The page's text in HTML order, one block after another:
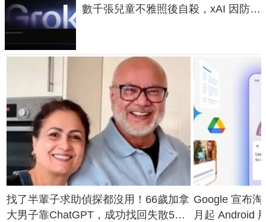
數千張兒童不雅照後自殺，xAI 因防護
找了半輩子求助偵探都沒用！66歲加拿
大男子靠ChatGPT，成功找回失散50
Google 宣布
月起 Android